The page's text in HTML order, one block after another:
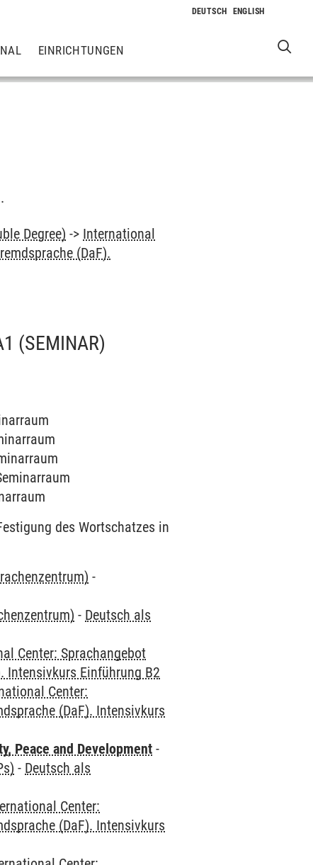
EINRICHTUNGEN
Degree) -> International
(DaF).
(SEMINAR)
des Wortschatzes in
-
- Deutsch als
Center: Sprachangebot
Intensivkurs Einführung B2
Center:
(DaF). Intensivkurs
Peace and Development -
- Deutsch als
Center:
(DaF). Intensivkurs